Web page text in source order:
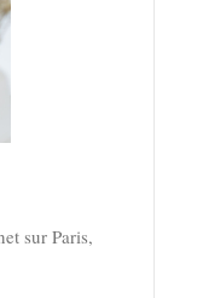
sur Paris,